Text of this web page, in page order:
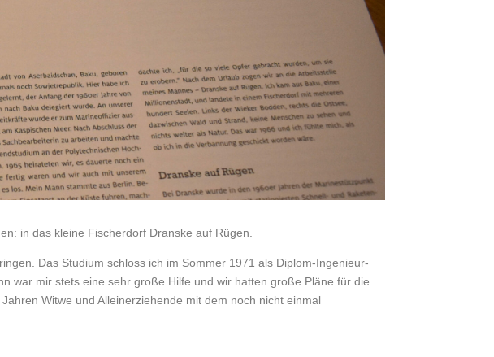
in das kleine Fischerdorf Dranske auf Rügen.
Das Studium schloss ich im Sommer 1971 als Diplom-Ingenieur-
war mir stets eine sehr große Hilfe und wir hatten große Pläne für die
Witwe und Alleinerziehende mit dem noch nicht einmal